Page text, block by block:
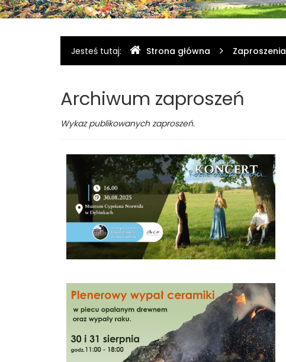
Gdzie
jesteśmy
Jesteś tutaj: Strona główna Zaproszenia
Archiwum zaproszeń
Wykaz publikowanych zaproszeń.